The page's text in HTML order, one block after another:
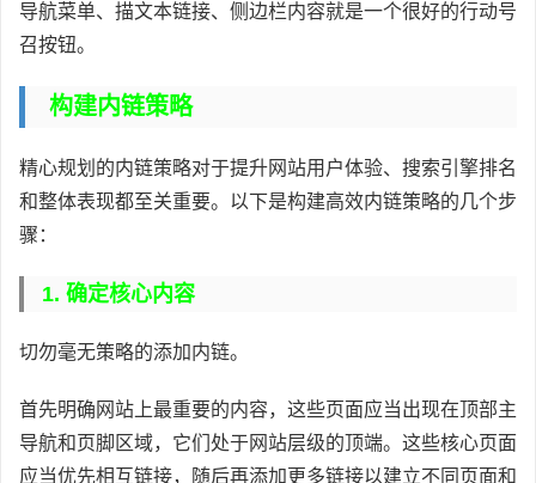
导航菜单、描文本链接、侧边栏内容就是一个很好的行动号
召按钮。
构建内链策略
精心规划的内链策略对于提升网站用户体验、搜索引擎排名
和整体表现都至关重要。以下是构建高效内链策略的几个步
骤：
1. 确定核心内容
切勿毫无策略的添加内链。
首先明确网站上最重要的内容，这些页面应当出现在顶部主
导航和页脚区域，它们处于网站层级的顶端。这些核心页面
应当优先相互链接，随后再添加更多链接以建立不同页面和